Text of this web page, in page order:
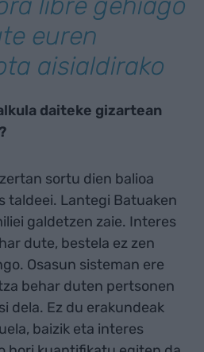
euren
aisialdirako
daiteke gizartean
sortu dien balioa
taldeei. Lantegi Batuaken
galdetzen zaie. Interes
dute, bestela ez zen
Osasun sisteman ere
behar duten pertsonen
dela. Ez du erakundeak
baizik eta interes